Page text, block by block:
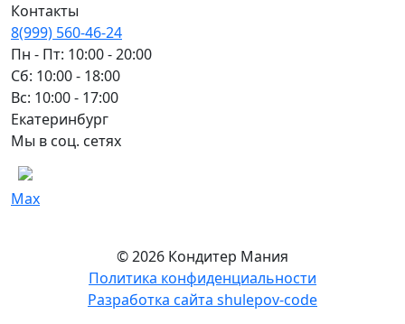
Контакты
8(999) 560-46-24
Пн - Пт: 10:00 - 20:00
Сб: 10:00 - 18:00
Вс: 10:00 - 17:00
Екатеринбург
Мы в соц. сетях
Max
© 2026 Кондитер Мания
Политика конфиденциальности
Разработка сайта shulepov-code